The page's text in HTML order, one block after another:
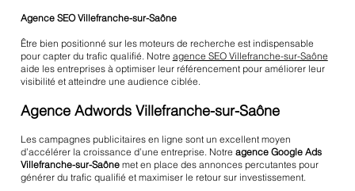
Agence SEO Villefranche-sur-Saône
Être bien positionné sur les moteurs de recherche est indispensable
pour capter du trafic qualifié. Notre agence SEO Villefranche-sur-Saône
aide les entreprises à optimiser leur référencement pour améliorer leur
visibilité et atteindre une audience ciblée.
Agence Adwords Villefranche-sur-Saône
Les campagnes publicitaires en ligne sont un excellent moyen
d’accélérer la croissance d’une entreprise. Notre agence Google Ads
Villefranche-sur-Saônemet en place des annonces percutantes pour
générer du trafic qualifié et maximiser le retour sur investissement.